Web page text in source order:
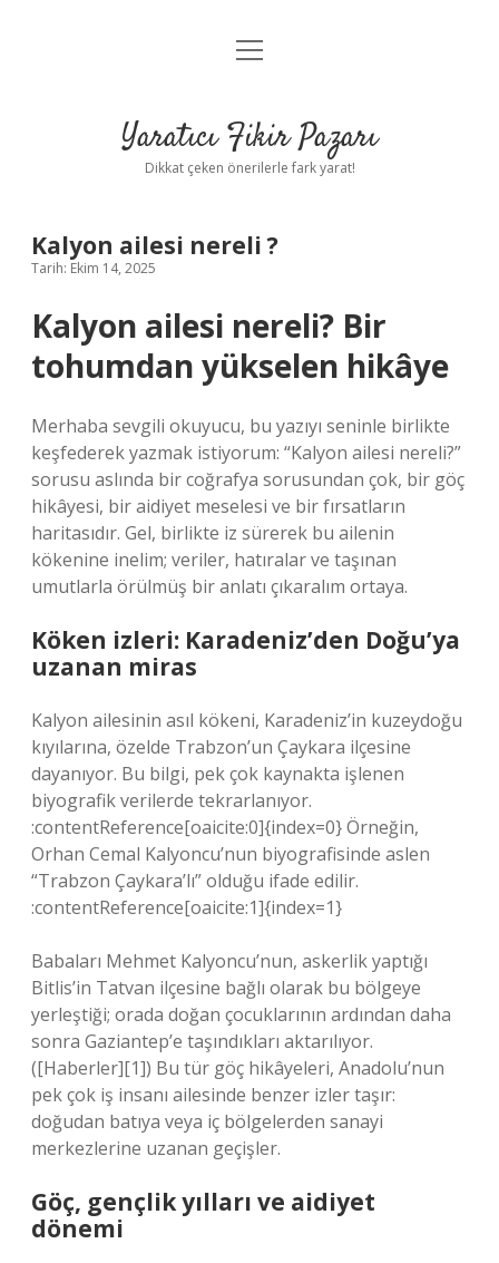
Anasayfa
Yasal Uyarı
menüyü
Yaratıcı Fikir Pazarı
Dikkat çeken önerilerle fark yarat!
Kalyon ailesi nereli ?
Tarih: Ekim 14, 2025
Kalyon ailesi nereli? Bir
tohumdan yükselen hikâye
Merhaba sevgili okuyucu, bu yazıyı seninle birlikte
keşfederek yazmak istiyorum: “Kalyon ailesi nereli?”
sorusu aslında bir coğrafya sorusundan çok, bir göç
hikâyesi, bir aidiyet meselesi ve bir fırsatların
haritasıdır. Gel, birlikte iz sürerek bu ailenin
kökenine inelim; veriler, hatıralar ve taşınan
umutlarla örülmüş bir anlatı çıkaralım ortaya.
Köken izleri: Karadeniz’den Doğu’ya
uzanan miras
Kalyon ailesinin asıl kökeni, Karadeniz’in kuzeydoğu
kıyılarına, özelde Trabzon’un Çaykara ilçesine
dayanıyor. Bu bilgi, pek çok kaynakta işlenen
biyografik verilerde tekrarlanıyor.
:contentReference[oaicite:0]{index=0} Örneğin,
Orhan Cemal Kalyoncu’nun biyografisinde aslen
“Trabzon Çaykara’lı” olduğu ifade edilir.
:contentReference[oaicite:1]{index=1}
Babaları Mehmet Kalyoncu’nun, askerlik yaptığı
Bitlis’in Tatvan ilçesine bağlı olarak bu bölgeye
yerleştiği; orada doğan çocuklarının ardından daha
sonra Gaziantep’e taşındıkları aktarılıyor.
([Haberler][1]) Bu tür göç hikâyeleri, Anadolu’nun
pek çok iş insanı ailesinde benzer izler taşır:
doğudan batıya veya iç bölgelerden sanayi
merkezlerine uzanan geçişler.
Göç, gençlik yılları ve aidiyet
dönemi